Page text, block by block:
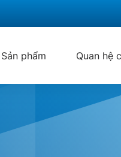
Sản phẩm Quan hệ